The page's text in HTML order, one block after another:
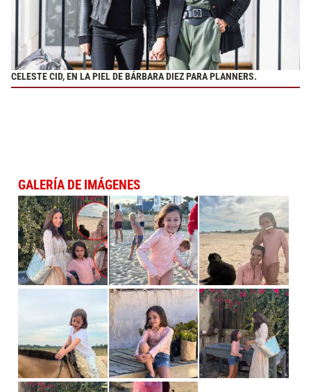
CELESTE CID, EN LA PIEL DE BÁRBARA DIEZ PARA PLANNERS.
GALERÍA DE IMÁGENES